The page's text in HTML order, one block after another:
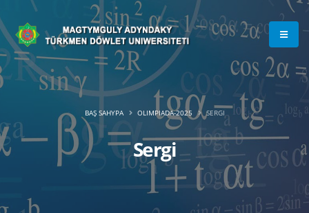
Sergi
BAŞ SAHYPA OLIMPIADA-2025 SERGI